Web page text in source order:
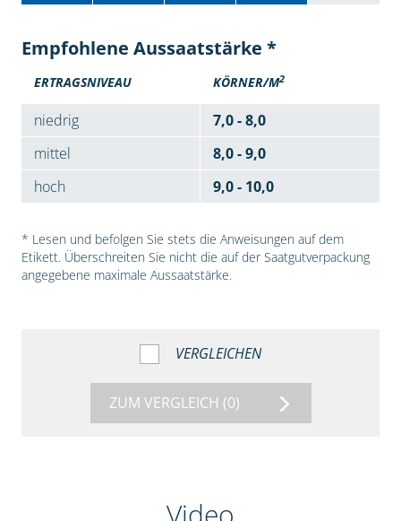
Empfohlene Aussaatstärke *
ERTRAGSNIVEAU KÖRNER/M2
niedrig
7,0 - 8,0
mittel
8,0 - 9,0
hoch
9,0 - 10,0
* Lesen und befolgen Sie stets die Anweisungen auf dem
Etikett. Überschreiten Sie nicht die auf der Saatgutverpackung
angegebene maximale Aussaatstärke.
VERGLEICHEN
ZUM VERGLEICH (0)